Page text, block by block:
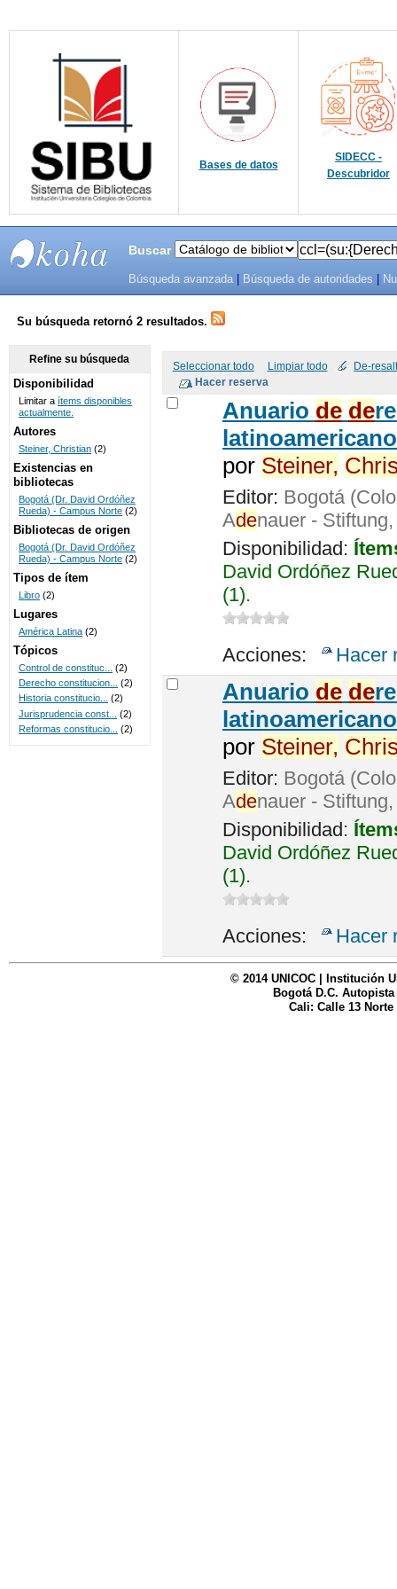
Bases de datos
SIDECC -
Descubridor
SISTEMAS
DE
BIBLIOTECAS
UNICOC
Buscar
Búsqueda avanzada Búsqueda de autoridades
Su búsqueda retornó 2 resultados.
Seleccionar todo Limpiar todo De-
Anuario de de
por Steiner,
Editor: Bogotá
Adenauer -
Disponibilidad:
David Ordóñez
(1).
Acciones: Hacer
Anuario de de
por Steiner,
Editor: Bogotá
Adenauer -
Disponibilidad:
David Ordóñez
(1).
Acciones: Hacer
Refine su búsqueda
Disponibilidad
Limitar a ítems disponibles
actualmente.
Autores
Steiner, Christian (2)
Existencias en
bibliotecas
Bogotá (Dr. David Ordóñez
Rueda) - Campus Norte (2)
Bibliotecas de origen
Bogotá (Dr. David Ordóñez
Rueda) - Campus Norte (2)
Tipos de ítem
Libro (2)
Lugares
América Latina (2)
Tópicos
Control de constituc...
(2)
Derecho constitucion...
(2)
Historia constitucio... (2)
Jurisprudencia const...
(2)
Reformas constitucio...
(2)
© 2014 UNICOC | Institución
Bogotá D.C. Autopista
Cali: Calle 13 Norte